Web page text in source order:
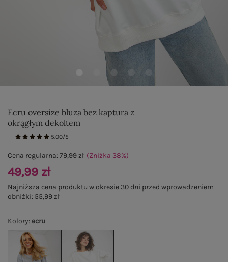
Ecru oversize bluza bez kaptura z
okrągłym dekoltem
5.00/5
Kolory: ecru
Cena regularna:79,99 zł (Zniżka 38%)
49,99 zł
Najniższa cena produktu w okresie 30 dni przed wprowadzeniem
obniżki: 55,99 zł